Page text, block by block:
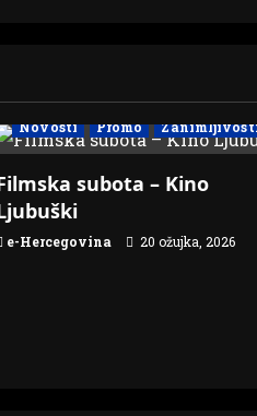
Novosti Promo
subota – Kino
e-Hercegovina 20 ožujka, 2026